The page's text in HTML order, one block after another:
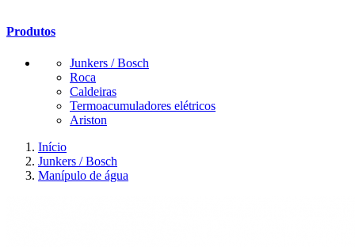
Produtos
Junkers / Bosch
Roca
Caldeiras
Termoacumuladores elétricos
Ariston
Início
Junkers / Bosch
Manípulo de água